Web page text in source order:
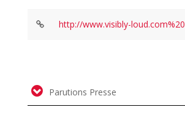
http://www.visibly-loud.com%20
Parutions Presse